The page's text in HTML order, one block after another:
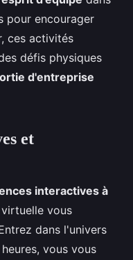
pour encourager
ces activités
défis physiques
d'entreprise
et
interactives à
vous
dans l'univers
vous vous